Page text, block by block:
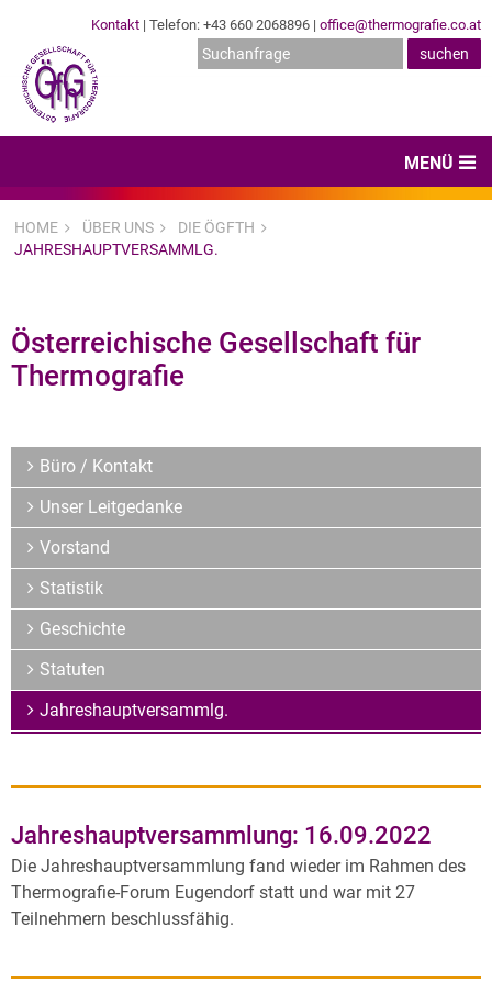
Kontakt | Telefon: +43 660 2068896 | office@thermografie.co.at
MENÜ
News & Veranstaltungen
Dienstleister
Hard- & Software
Expertenwissen & Normen
Archiv
Über uns
HOME ÜBER UNS
DIE ÖGFTH
JAHRESHAUPTVERSAMMLG.
Österreichische Gesellschaft für
Thermografie
Büro / Kontakt
Unser Leitgedanke
Vorstand
Statistik
Geschichte
Statuten
Jahreshauptversammlg.
Jahreshauptversammlung: 16.09.2022
Die Jahreshauptversammlung fand wieder im Rahmen des
Thermografie-Forum Eugendorf statt und war mit 27
Teilnehmern beschlussfähig.